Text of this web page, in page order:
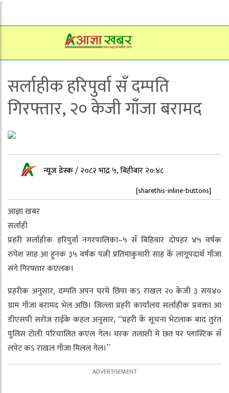
सर्लाहीक हरिपुर्वा सँ दम्पति
गिरफ्तार, २० केजी गाँजा बरामद
न्यूज डेस्क/२०८२ भाद्र ५, बिहीबार २०:४८
[sharethis-inline-buttons]
आज्ञा खबर
सर्लाही
प्रहरी सर्लाहीक हरिपुर्वा नगरपालिका–५ सँ बिहिवार दोपहर ४५ वर्षक
रुपेश साह आ हुनक ३५ वर्षक पत्नी प्रतिमाकुमारी साह केँ लागूपदार्थ गाँजा
संगे गिरफ्तार कएलक।
प्रहरीक अनुसार, दम्पति अपन घरमे छिपा कऽ राखल २० केजी ३ सय४०
ग्राम गाँजा बरामद भेल अछि। जिल्ला प्रहरी कार्यालय सर्लाहीक प्रवक्ता आ
डीएसपी सरोज राईके कहल अनुसार, “प्रहरी केँ सूचना भेटलाक बाद तुरंत
पुलिस टोली परिचालित कएल गेल। घरक तलाशी मे छत पर प्लास्टिक सँ
लपेट कऽ राखल गाँजा मिलल गेल।”